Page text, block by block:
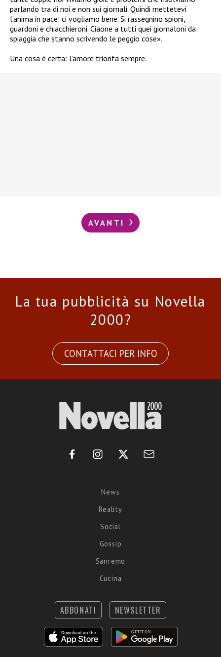
parlando tra di noi e non sui giornali. Quindi mettetevi
l’anima in pace: ci vogliamo bene. Si rassegnino spioni,
guardoni e chiacchieroni. Ciaone a tutti quei giornaloni da
spiaggia che stanno scrivendo le peggio cose».
Una cosa è certa: l’amore trionfa sempre.
AVANTI
La tua pubblicità su Novella
2000?
CONTATTACI PER INFO
News
Reality
Social
Gossip
Sanremo
Cucina
ABBONATI NEWSLETTER